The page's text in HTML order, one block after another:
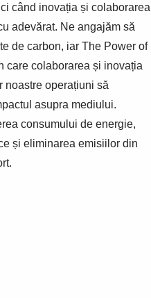
când inovația și colaborarea
adevărat. Ne angajăm să
de carbon, iar The Power of
care colaborarea și inovația
noastre operațiuni să
asupra mediului.
consumului de energie,
și eliminarea emisiilor din